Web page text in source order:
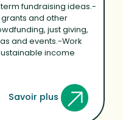
fundraising ideas.-
and other
just giving,
and events.-Work
income
Savoir plus